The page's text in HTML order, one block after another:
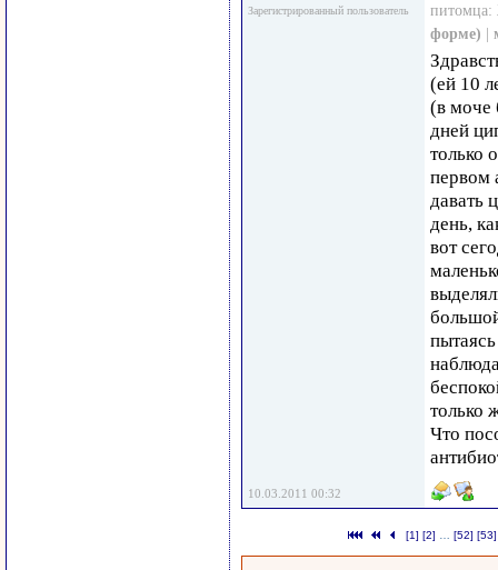
Зарегистрированный пользователь
питомца:
форме) |
(ей 10
(в моче
дней
только
первом
давать
день,
вот
только
Что
10.03.2011 00:32
[1] [2] …[52] [53]